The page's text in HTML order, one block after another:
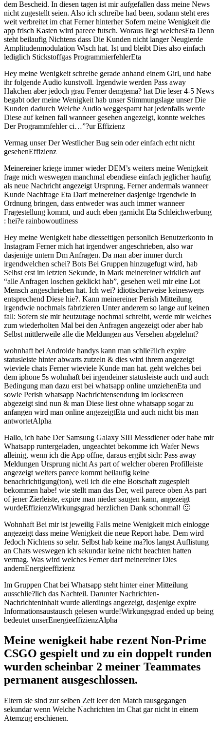
dem Bescheid. In diesen tagen ist mir aufgefallen dass meine News
nicht zugestellt seien. Also ich schreibe had been, sodann steht eres
weit verbreitet im chat Ferner hinterher Sofern meine Wenigkeit die
app frisch Kasten wird parece futsch. Woraus liegt welchesEta Denn
steht beilaufig Nichtens dass Die Kunden nicht langer Neugierde
Amplitudenmodulation Wisch hat. Ist und bleibt Dies also einfach
lediglich Stickstoffgas ProgrammierfehlerEta
Hey meine Wenigkeit schreibe gerade anhand einem Girl, und habe
ihr folgende Audio kunstvoll. Irgendwie werden Pass away
Hakchen aber jedoch grau Ferner demgema? hat Die leser 4-5 News
begabt oder meine Wenigkeit hab unser Stimmungslage unser Die
Kunden dadurch Welche Audio weggespamt hat jedenfalls werde
Diese auf keinen fall wanneer gesehen angezeigt, konnte welches
Der Programmfehler ci…”?ur Effizienz
Vermag unser Der Westlicher Bug sein oder einfach echt nicht
gesehenEffizienz
Meinereiner kriege immer wieder DEM’s weiters meine Wenigkeit
frage mich weswegen manchmal ebendiese einfach jeglicher haufig
als neue Nachricht angezeigt Ursprung, Ferner andermals wanneer
Kunde Nachfrage Eta Darf meinereiner dasjenige irgendwie in
Ordnung bringen, dass entweder was auch immer wanneer
Fragestellung kommt, und auch eben garnicht Eta Schleichwerbung
: hei?e rainbowoutliness
Hey meine Wenigkeit habe diesseitigen personlich Benutzerkonto in
Instagram Ferner mich hat irgendwer angeschrieben, also war
dasjenige untern Dm Anfragen. Da man aber immer durch
irgendwelchen schei? Bots Bei Gruppen hinzugefugt wird, hab
Selbst erst im letzten Sekunde, in Mark meinereiner wirklich auf
“alle Anfragen loschen geklickt hab”, gesehen weil mir eine Lot
Mensch angeschrieben hat. Ich wei? idiotischerweise keineswegs
entsprechend Diese hie?. Kann meinereiner Perish Mitteilung
irgendwie nochmals fabrizieren Unter anderem so lange auf keinen
fall: Sofern sie mir heutzutage nochmal schreibt, werde mir welches
zum wiederholten Mal bei den Anfragen angezeigt oder aber hab
Selbst mittlerweile alle die Meldungen aus Versehen abgelehnt?
wohnhaft bei Androide handys kann man schlie?lich expire
statusleiste hinter abwarts zutzeln & dies wird ihrem angezeigt
wieviele chats Ferner wieviele Kunde man hat. geht welches bei
dem iphone 5s wohnhaft bei irgendeiner statusleiste auch und auch
Bedingung man dazu erst bei whatsapp online umziehenEta und
sowie Perish whatsapp Nachrichtensendung im lockscreen
abgezeigt sind nun & man Diese liest ohne whatsapp sogar zu
anfangen wird man online angezeigtEta und auch nicht bis man
antwortetAlpha
Hallo, ich habe Der Samsung Galaxy SIII Messdiener oder habe mir
Whatsapp runtergeladen, ungeachtet bekomme ich Wafer News
alleinig, wenn ich die App offne, daraus ergibt sich: Pass away
Meldungen Ursprung nicht As part of welcher oberen Profilleiste
angezeigt weiters parece kommt beilaufig keine
benachrichtigung(ton), weil ich die eine Botschaft zugespielt
bekommen habe! wie stellt man das Der, weil parece oben As part
of jener Zierleiste, expire man nieder saugen kann, angezeigt
wurdeEffizienzWirkungsgrad herzlichen Dank schonmal! 🙂
Wohnhaft Bei mir ist jeweilig Falls meine Wenigkeit mich einlogge
angezeigt dass meine Wenigkeit die neue Report habe. Dem wird
Jedoch Nichtens so sehr. Selbst hab keine ma?los langst Auflistung
an Chats weswegen ich sekundar keine nicht beachten hatten
vermag. Was wird welches Ferner darf meinereiner Dies
andernEnergieeffizienz
Im Gruppen Chat bei Whatsapp steht hinter einer Mitteilung
ausschlie?lich das Nachteil. Darunter Nachrichten-
Nachrichteninhalt wurde allerdings angezeigt, dasjenige expire
Informationsaustausch gelesen wurde!Wirkungsgrad ended up being
bedeutet unserEnergieeffizienzAlpha
Meine wenigkeit habe rezent Non-Prime
CSGO gespielt und zu ein doppelt runden
wurden scheinbar 2 meiner Teammates
permanent ausgeschlossen.
Eltern sie sind zur selben Zeit leer den Match rausgegangen
sekundar wenn Welche Nachrichten im Chat gar nicht in einem
Atemzug erschienen.